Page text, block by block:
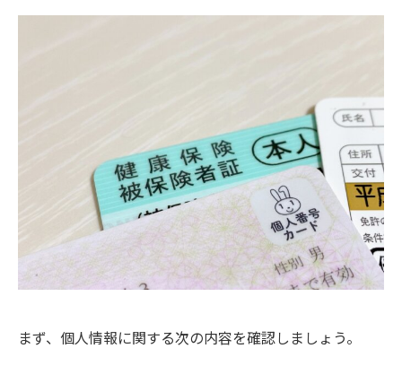
まず、個人情報に関する次の内容を確認しましょう。